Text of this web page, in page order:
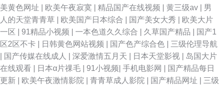
美黄色网址
欧美午夜寂寞 精品国产在线视频 黄三级av
男
人的天堂青青草
欧美国产日本综合 国产美女大秀
欧美大片
一区
91精品小视频 一本色道久久综合 久草国产精品
国产1
区2区不卡
日韩黄色网站视频 国产色产综合色
三级伦理导航
国产传媒在线成人 深爱激情五月天 日本天堂影视
岛国大片
在线观看
日本α片祼毛 91小视频 手机电影网
国产精品每日
更新
欧美午夜激情影院 青青草成人影院 国产精品网址
三级